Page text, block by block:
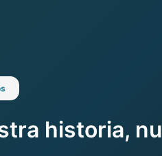
historia,